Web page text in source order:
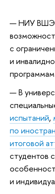
НИУ ВШЭ
с
и
программам
В
испытаний,
по
итоговой
студентов
и